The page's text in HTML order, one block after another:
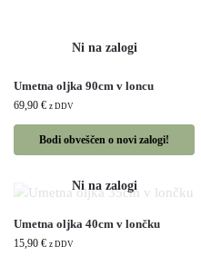
Umetna oljka 90cm v loncu
69,90 € z DDV
Bodi obveščen o novi zalogi!
Umetna oljka 40cm v lončku
15,90 € z DDV